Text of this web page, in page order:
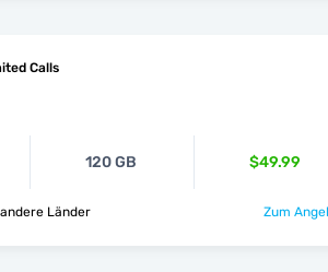
Calls
120 GB $49.99
29 andere Länder Zum